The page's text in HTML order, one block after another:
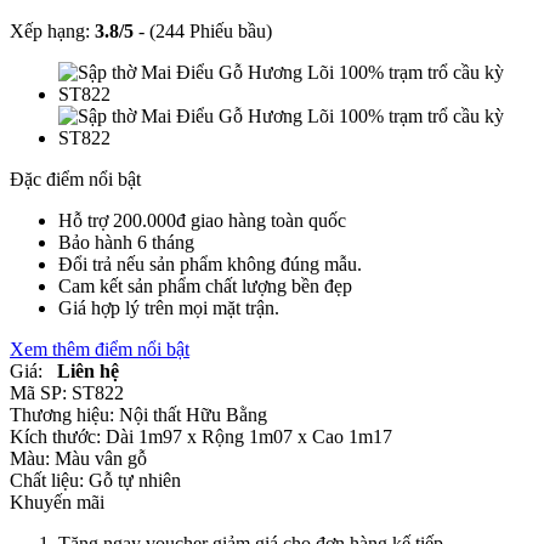
Xếp hạng: 3.8/5 - (244 Phiếu bầu)
Đặc điểm nổi bật
Hỗ trợ 200.000đ giao hàng toàn quốc
Bảo hành 6 tháng
Đổi trả nếu sản phẩm không đúng mẫu.
Cam kết sản phẩm chất lượng bền đẹp
Giá hợp lý trên mọi mặt trận.
Xem thêm điểm nổi bật
Giá:
Liên hệ
Mã SP: ST822
Thương hiệu: Nội thất Hữu Bằng
Kích thước: Dài 1m97 x Rộng 1m07 x Cao 1m17
Màu: Màu vân gỗ
Chất liệu: Gỗ tự nhiên
Khuyến mãi